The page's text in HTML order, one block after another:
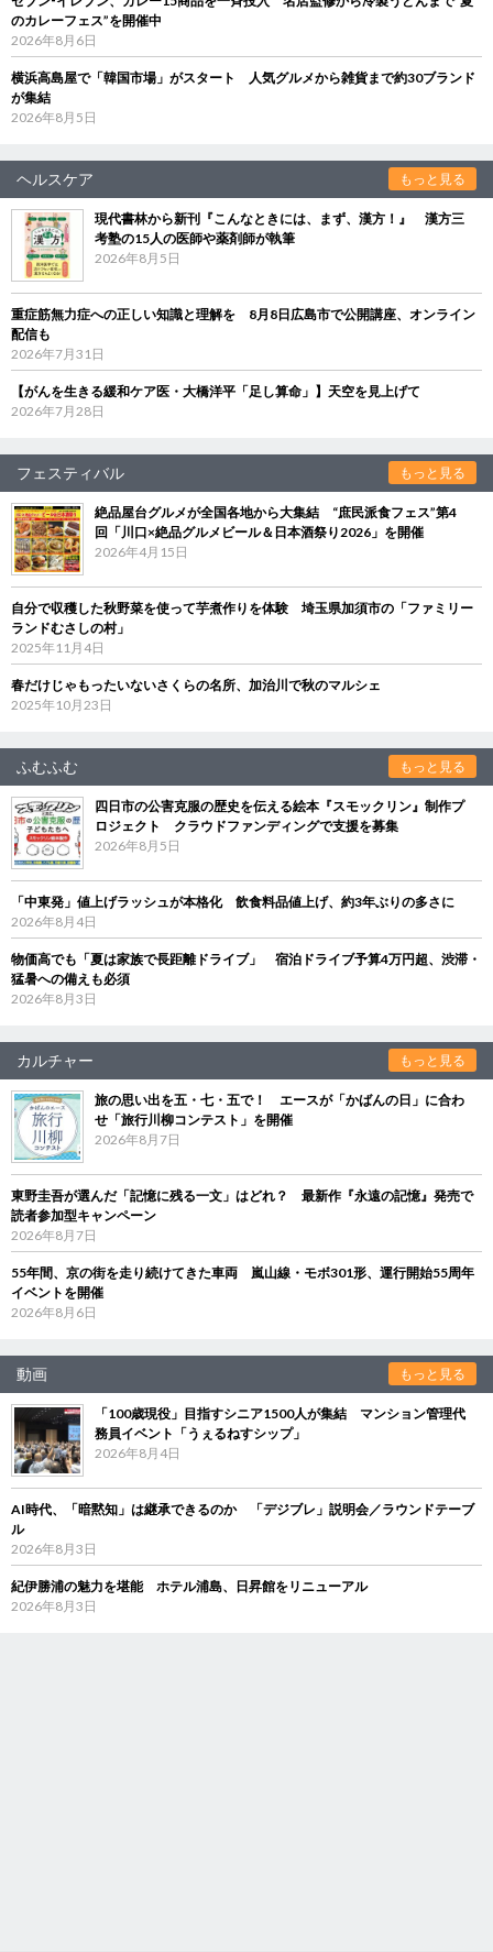
のカレーフェス”を開催中
2026年8月6日
横浜高島屋で「韓国市場」がスタート 人気グルメから雑貨まで約30ブランド
が集結
2026年8月5日
ヘルスケア もっと見る
現代書林から新刊『こんなときには、まず、漢方！』 漢方三
考塾の15人の医師や薬剤師が執筆
2026年8月5日
重症筋無力症への正しい知識と理解を 8月8日広島市で公開講座、オンライン
配信も
2026年7月31日
【がんを生きる緩和ケア医・大橋洋平「足し算命」】天空を見上げて
2026年7月28日
フェスティバル もっと見る
絶品屋台グルメが全国各地から大集結 “庶民派食フェス”第4
回「川口×絶品グルメビール＆日本酒祭り2026」を開催
2026年4月15日
自分で収穫した秋野菜を使って芋煮作りを体験 埼玉県加須市の「ファミリー
ランドむさしの村」
2025年11月4日
春だけじゃもったいないさくらの名所、加治川で秋のマルシェ
2025年10月23日
ふむふむ もっと見る
四日市の公害克服の歴史を伝える絵本『スモックリン』制作プ
ロジェクト クラウドファンディングで支援を募集
2026年8月5日
「中東発」値上げラッシュが本格化 飲食料品値上げ、約3年ぶりの多さに
2026年8月4日
物価高でも「夏は家族で長距離ドライブ」 宿泊ドライブ予算4万円超、渋滞・
猛暑への備えも必須
2026年8月3日
カルチャー もっと見る
旅の思い出を五・七・五で！ エースが「かばんの日」に合わ
せ「旅行川柳コンテスト」を開催
2026年8月7日
東野圭吾が選んだ「記憶に残る一文」はどれ？ 最新作『永遠の記憶』発売で
読者参加型キャンペーン
2026年8月7日
55年間、京の街を走り続けてきた車両 嵐山線・モボ301形、運行開始55周年
イベントを開催
2026年8月6日
動画 もっと見る
「100歳現役」目指すシニア1500人が集結 マンション管理代
務員イベント「うぇるねすシップ」
2026年8月4日
AI時代、「暗黙知」は継承できるのか 「デジブレ」説明会／ラウンドテーブ
ル
2026年8月3日
紀伊勝浦の魅力を堪能 ホテル浦島、日昇館をリニューアル
2026年8月3日